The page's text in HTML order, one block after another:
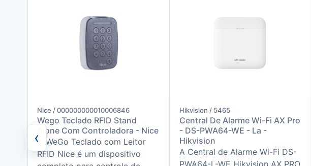
‹
Nice / 000000000010006846
Wego Teclado RFID Stand
Alone Com Controladora - Nice
O WeGo Teclado com Leitor
RFID Nice é um dispositivo
Hikvision / 5465
Central De Alarme Wi-Fi AX Pro
- DS-PWA64-WE - La -
Hikvision
A Central de Alarme Wi-Fi DS-